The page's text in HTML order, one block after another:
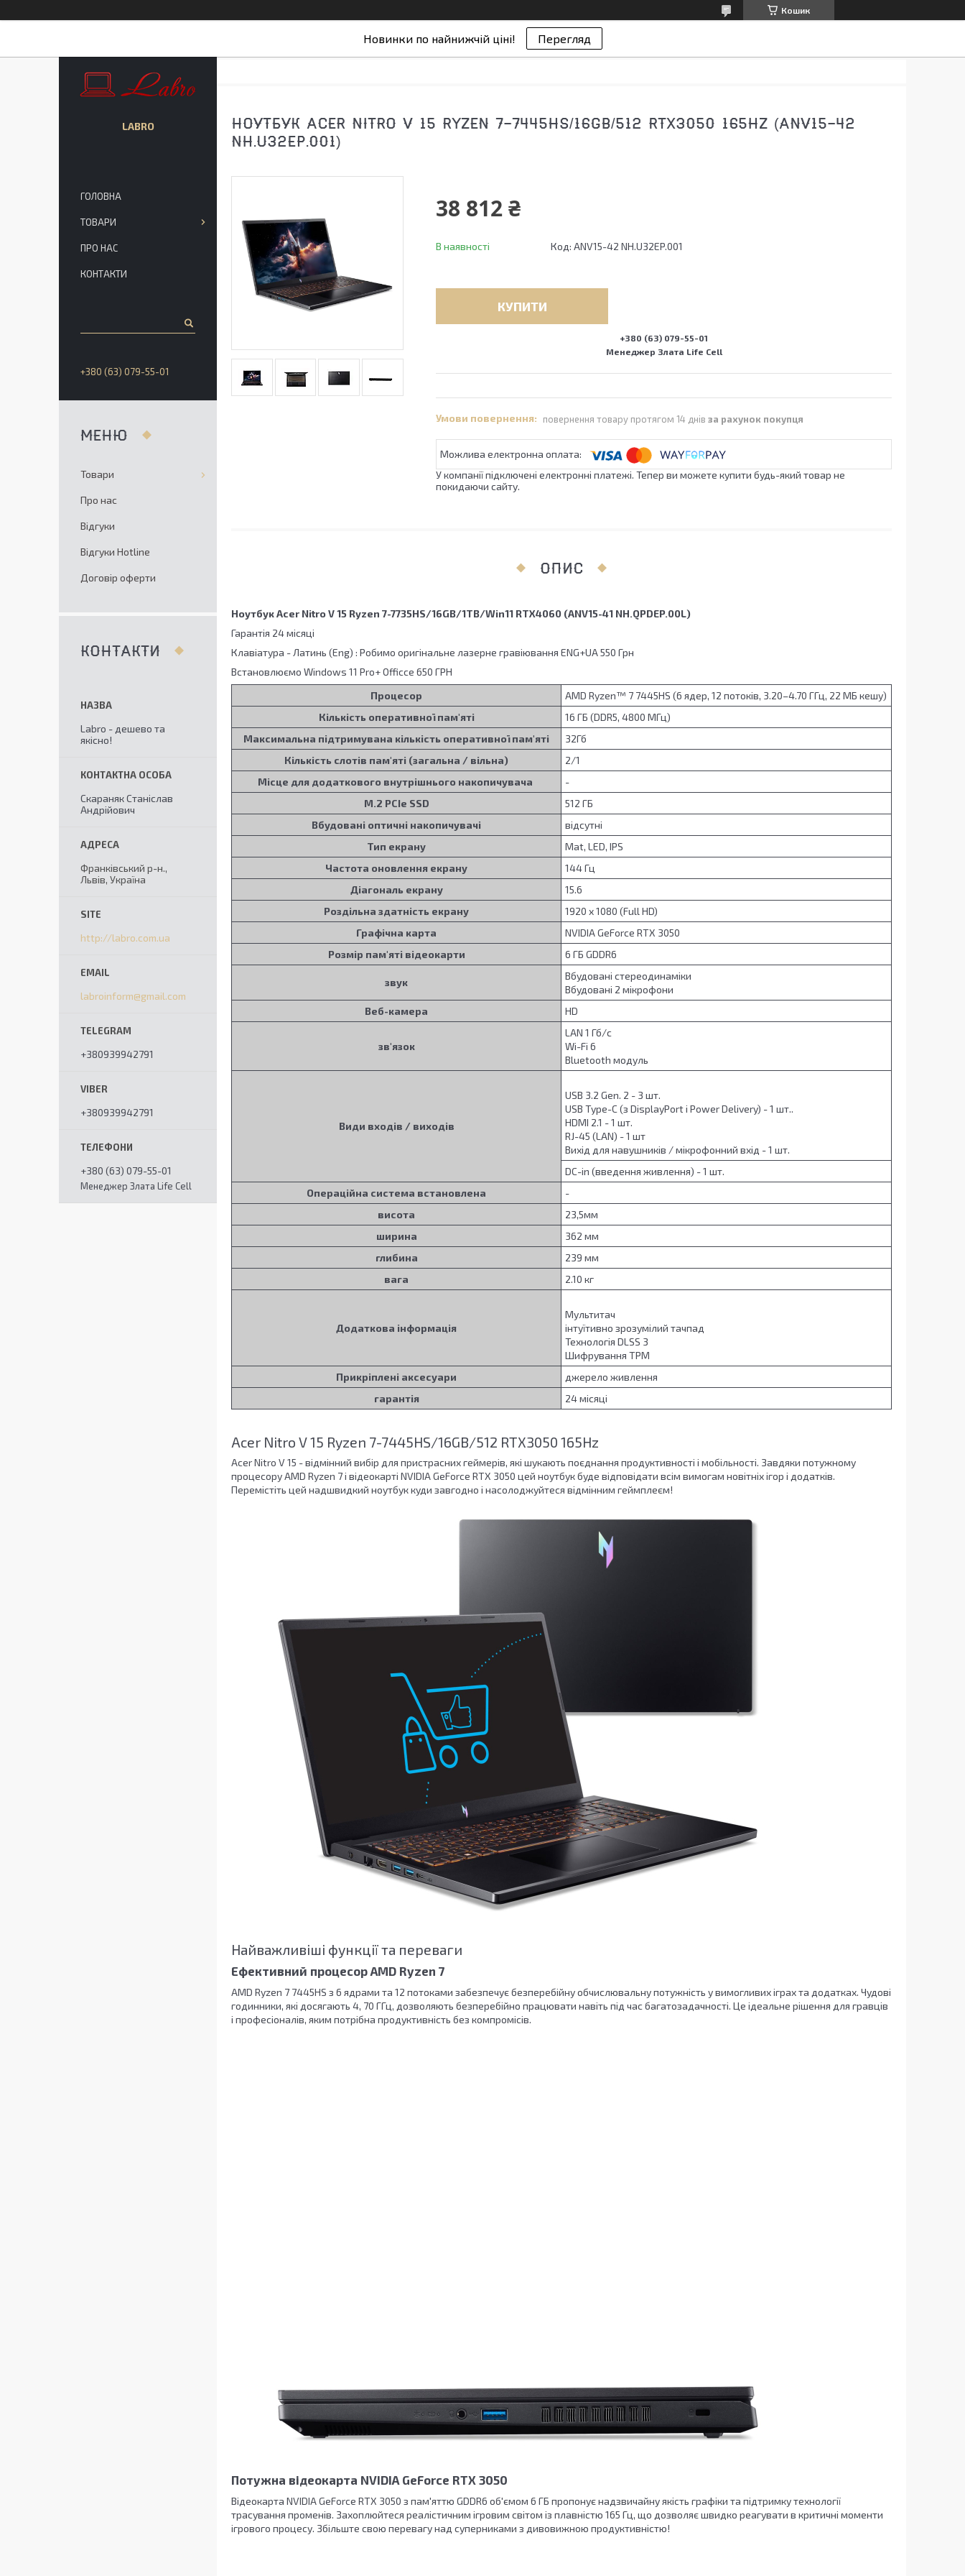
Кошик
Новинки по найнижчій ціні! Перегляд
НОУТБУК ACER NITRO V 15 RYZEN 7-7445HS/16GB/512 RTX3050 165HZ (ANV15-42
NH.U32EP.001)
38 812 ₴
В наявності Код: ANV15-42 NH.U32EP.001
КУПИТИ
+380 (63) 079-55-01
Менеджер Злата Life Cell
повернення товару протягом 14 днів за рахунок покупця
У компанії підключені електронні платежі. Тепер ви можете купити будь-який товар не
покидаючи сайту.
ОПИС
Ноутбук Acer Nitro V 15 Ryzen 7-7735HS/16GB/1TB/Win11 RTX4060 (ANV15-41 NH.QPDEP.00L)
Гарантія 24 місяці
Клавіатура - Латинь (Eng) : Робимо оригінальне лазерне гравіювання ENG+UA 550 Грн
Встановлюємо Windows 11 Pro+ Officce 650 ГРН
Процесор
AMD Ryzen™ 7 7445HS (6 ядер, 12 потоків, 3.20–4.70 ГГц, 22 МБ кешу)
Кількість оперативної пам'яті
16 ГБ (DDR5, 4800 МГц)
Максимальна підтримувана кількість оперативної пам'яті
32Гб
Кількість слотів пам'яті (загальна / вільна)
2/1
Місце для додаткового внутрішнього накопичувача
-
M.2 PCIe SSD
512 ГБ
Вбудовані оптичні накопичувачі
відсутні
Тип екрану
Mat, LED, IPS
Частота оновлення екрану
144 Гц
Діагональ екрану
15.6
Роздільна здатність екрану
1920 x 1080 (Full HD)
Графічна карта
NVIDIA GeForce RTX 3050
Розмір пам'яті відеокарти
6 ГБ GDDR6
звук
Вбудовані стереодинаміки
Вбудовані 2 мікрофони
Веб-камера
HD
зв'язок
LAN 1 Гб/с
Wi-Fi 6
Bluetooth модуль
Види входів / виходів
USB 3.2 Gen. 2 - 3 шт.
USB Type-C (з DisplayPort і Power Delivery) - 1 шт..
HDMI 2.1 - 1 шт.
RJ-45 (LAN) - 1 шт
Вихід для навушників / мікрофонний вхід - 1 шт.
DC-in (введення живлення) - 1 шт.
Операційна система встановлена
-
висота
23,5мм
ширина
362 мм
глибина
239 мм
вага
2.10 кг
Додаткова інформація
Мультитач
інтуїтивно зрозумілий тачпад
Технологія DLSS 3
Шифрування TPM
Прикріплені аксесуари
джерело живлення
гарантія
24 місяці
Acer Nitro V 15 Ryzen 7-7445HS/16GB/512 RTX3050 165Hz
Acer Nitro V 15 - відмінний вибір для пристрасних геймерів, які шукають поєднання продуктивності і мобільності. Завдяки потужному
процесору AMD Ryzen 7 і відеокарті NVIDIA GeForce RTX 3050 цей ноутбук буде відповідати всім вимогам новітніх ігор і додатків.
Перемістіть цей надшвидкий ноутбук куди завгодно і насолоджуйтеся відмінним геймплеєм!
Найважливіші функції та переваги
Ефективний процесор AMD Ryzen 7
AMD Ryzen 7 7445HS з 6 ядрами та 12 потоками забезпечує безперебійну обчислювальну потужність у вимогливих іграх та додатках. Чудові
годинники, які досягають 4, 70 ГГц, дозволяють безперебійно працювати навіть під час багатозадачності. Це ідеальне рішення для гравців
і професіоналів, яким потрібна продуктивність без компромісів.
Потужна відеокарта NVIDIA GeForce RTX 3050
Відеокарта NVIDIA GeForce RTX 3050 з пам'яттю GDDR6 об'ємом 6 ГБ пропонує надзвичайну якість графіки та підтримку технології
трасування променів. Захоплюйтеся реалістичним ігровим світом із плавністю 165 Гц, що дозволяє швидко реагувати в критичні моменти
ігрового процесу. Збільште свою перевагу над суперниками з дивовижною продуктивністю!
LABRO
ГОЛОВНА
ТОВАРИ
ПРО НАС
КОНТАКТИ
+380 (63) 079-55-01
Товари
Про нас
Відгуки
Відгуки Hotline
Договір оферти
КОНТАКТИ
Labro - дешево та
якісно!
Скараняк Станіслав
Андрійович
Франківський р-н.,
Львів, Україна
http://labro.com.ua
labroinform@gmail.com
+380939942791
+380939942791
+380 (63) 079-55-01
Менеджер Злата Life Cell